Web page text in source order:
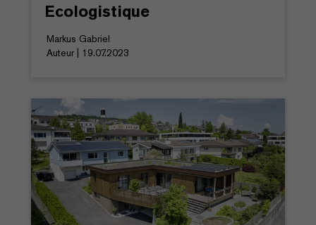
Ecologistique
Markus Gabriel
Auteur | 19.07.2023